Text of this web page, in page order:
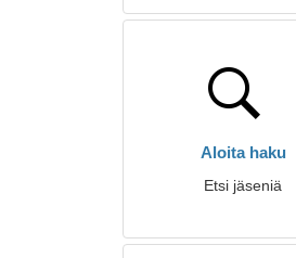
Aloita haku
Etsi jäseniä